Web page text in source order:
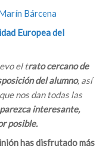
Europea del
el trato cercano de
del alumno, así
nos dan todas las
interesante,
posible.
has disfrutado más